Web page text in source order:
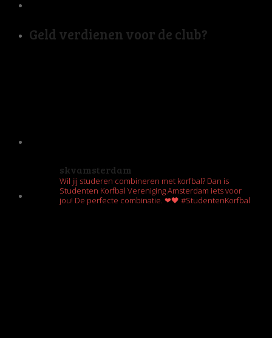
Geld verdienen voor de club?
skvamsterdam
Wil jij studeren combineren met korfbal? Dan is
Studenten Korfbal Vereniging Amsterdam iets voor
jou! De perfecte combinatie. ❤🖤 #StudentenKorfbal